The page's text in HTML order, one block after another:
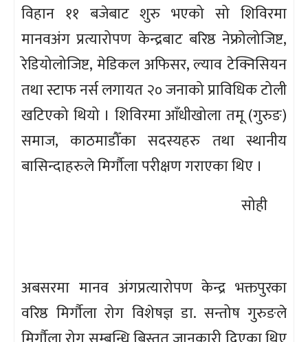
विहान ११ बजेबाट शुरु भएको सो शिविरमा
मानवअंग प्रत्यारोपण केन्द्रबाट बरिष्ठ नेफ्रोलोजिष्ट,
रेडियोलोजिष्ट, मेडिकल अफिसर, ल्याव टेक्निसियन
तथा स्टाफ नर्स लगायत २० जनाको प्राविधिक टोली
खटिएको थियो । शिविरमा आँधीखोला तमू (गुरुङ)
समाज, काठमाडौँका सदस्यहरु तथा स्थानीय
बासिन्दाहरुले मिर्गौला परीक्षण गराएका थिए ।
सोही
अबसरमा मानव अंगप्रत्यारोपण केन्द्र भक्तपुरका
वरिष्ठ मिर्गौला रोग विशेषज्ञ डा. सन्तोष गुरुङले